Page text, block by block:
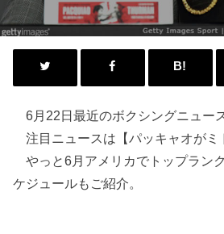
6月22日最近のボクシングニュー
注目ニュースは【パッキャオがミ
やっと6月アメリカでトップラン
ケジュールもご紹介。